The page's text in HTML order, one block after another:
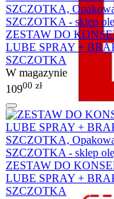
ZESTAW DO
LUBE SPRAY +
SZCZOTKA
W magazynie
10900 zł
ZESTAW DO
LUBE SPRAY +
SZCZOTKA